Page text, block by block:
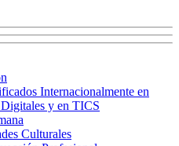
Internacionalmente en
y en TICS
Culturales